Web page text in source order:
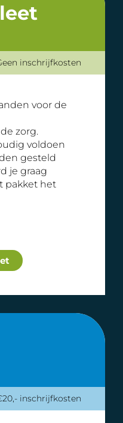
inschrijfkosten
voor de
zorg.
voldoen
gesteld
je graag
pakket het
inschrijfkosten